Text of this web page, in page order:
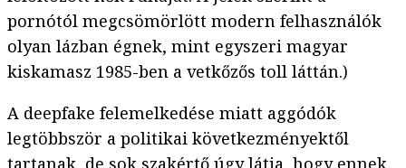
pornótól megcsömörlött modern felhasználók
olyan lázban égnek, mint egyszeri magyar
kiskamasz 1985-ben a vetkőzős toll láttán.)
A deepfake felemelkedése miatt aggódók
legtöbbször a politikai következményektől
tartanak, de sok szakértő úgy látja, hogy ennek